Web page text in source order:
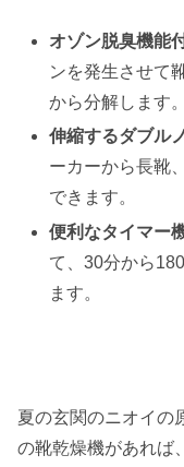
オゾン脱臭機能
ンを発生させて
から分解します。
伸縮するダブル
ーカーから長靴
できます。
便利なタイマー
て、30分から
ます。
夏の玄関のニオイの
の靴乾燥機があれば